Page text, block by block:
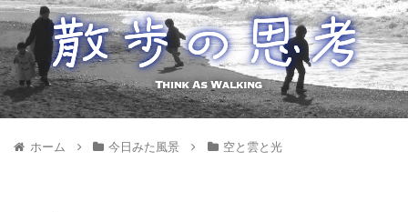
ホーム 今日みた風景 空と雲と光